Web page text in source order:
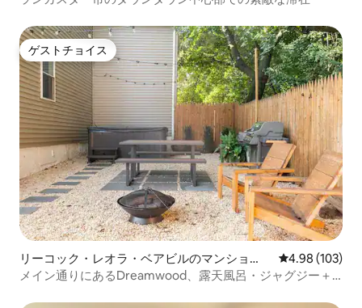
ゲストチョイス
ゲストチョイス
リーコック・レオラ・ベアビルのマンショ
ン・アパート
レビュー103
4.98 (103)
メイン通りにあるDreamwood、露天風呂・ジャグジー＋